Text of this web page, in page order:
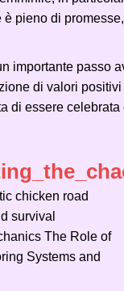
pieno di
importante passo
di valori
di essere celebrata
chicken road
survival
The Role of
Systems and